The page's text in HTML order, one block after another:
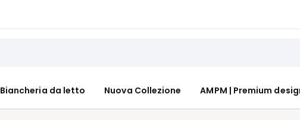
Biancheria da letto Nuova Collezione AMPM | Premium